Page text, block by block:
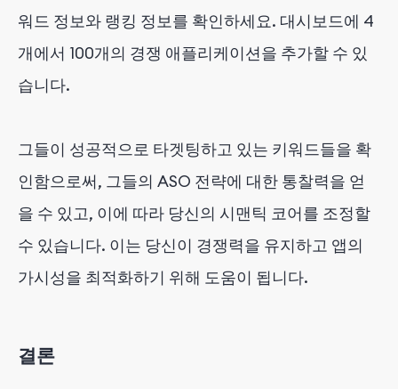
워드 정보와 랭킹 정보를 확인하세요. 대시보드에 4
개에서 100개의 경쟁 애플리케이션을 추가할 수 있
습니다.
그들이 성공적으로 타겟팅하고 있는 키워드들을 확
인함으로써, 그들의 ASO 전략에 대한 통찰력을 얻
을 수 있고, 이에 따라 당신의 시맨틱 코어를 조정할
수 있습니다. 이는 당신이 경쟁력을 유지하고 앱의
가시성을 최적화하기 위해 도움이 됩니다.
결론